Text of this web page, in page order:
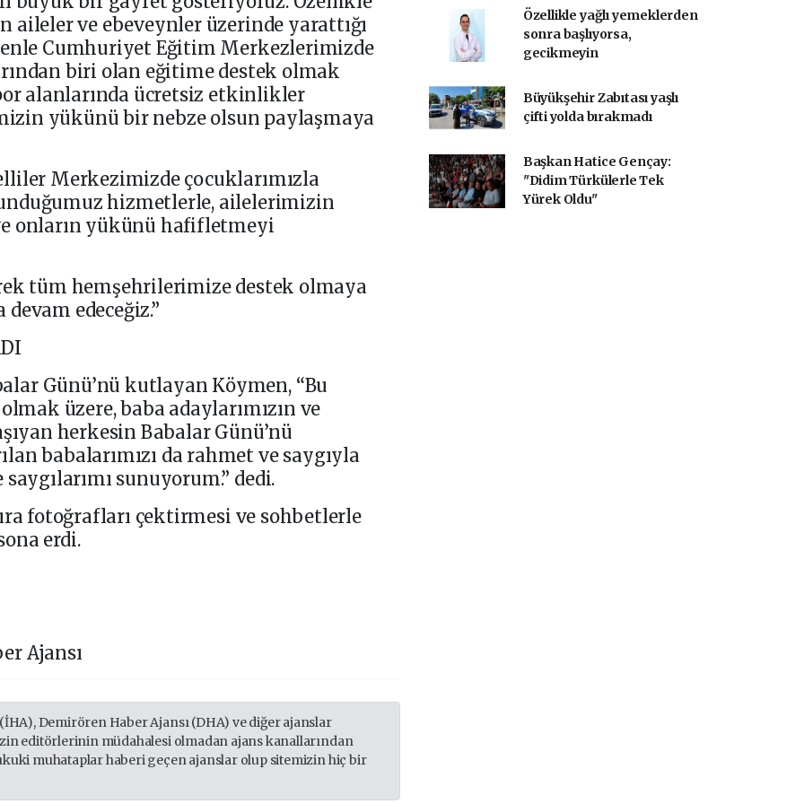
aileler ve ebeveynler üzerinde yarattığı
Cumhuriyet Eğitim Merkezlerimizde
biri olan eğitime destek olmak
alanlarında ücretsiz etkinlikler
yükünü bir nebze olsun paylaşmaya
Merkezimizde çocuklarımızla
hizmetlerle, ailelerimizin
onların yükünü hafifletmeyi
tüm hemşehrilerimize destek olmaya
edeceğiz.”
Günü’nü kutlayan Köymen, “Bu
üzere, baba adaylarımızın ve
herkesin Babalar Günü’nü
babalarımızı da rahmet ve saygıyla
sunuyorum.” dedi.
fotoğrafları çektirmesi ve sohbetlerle
erdi.
Ajansı
Demirören Haber Ajansı (DHA) ve diğer ajanslar
editörlerinin müdahalesi olmadan ajans kanallarından
muhataplar haberi geçen ajanslar olup sitemizin hiç bir
Özellikle yağlı yemeklerden
sonra başlıyorsa,
gecikmeyin
Büyükşehir Zabıtası yaşlı
çifti yolda bırakmadı
Başkan Hatice Gençay:
"Didim Türkülerle Tek
Yürek Oldu"